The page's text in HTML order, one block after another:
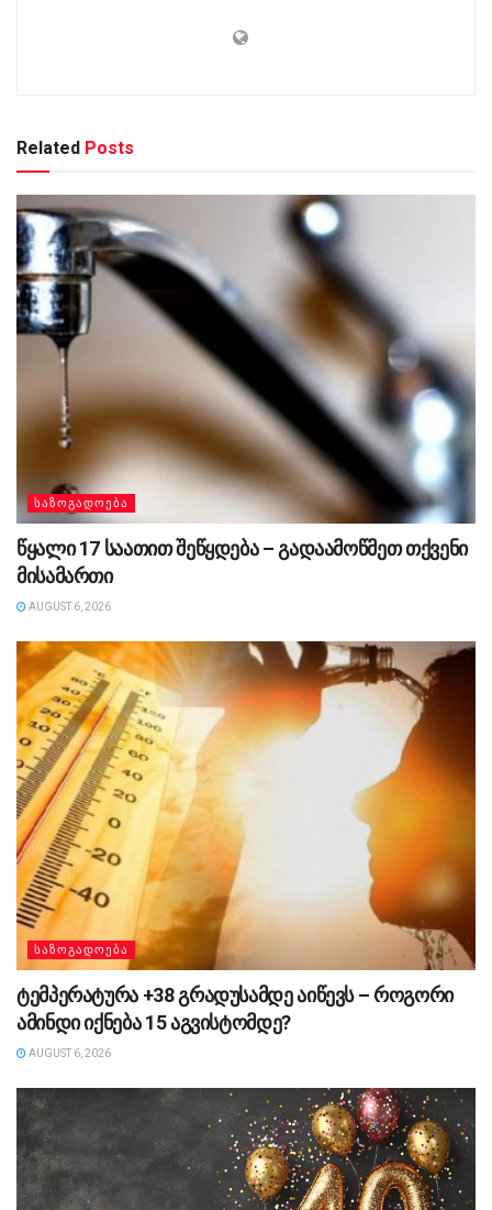
Related Posts
ᲡᲐᲖᲝᲒᲐᲓᲝᲔᲑᲐ
წყალი 17 საათით შეწყდება – გადაამოწმეთ თქვენი
მისამართი
AUGUST 6, 2026
ᲡᲐᲖᲝᲒᲐᲓᲝᲔᲑᲐ
ტემპერატურა +38 გრადუსამდე აიწევს – როგორი
ამინდი იქნება 15 აგვისტომდე?
AUGUST 6, 2026